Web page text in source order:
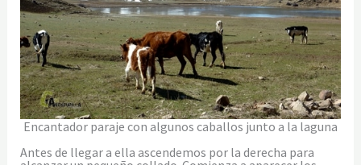
Encantador paraje con algunos caballos junto a la laguna
Antes de llegar a ella ascendemos por la derecha para